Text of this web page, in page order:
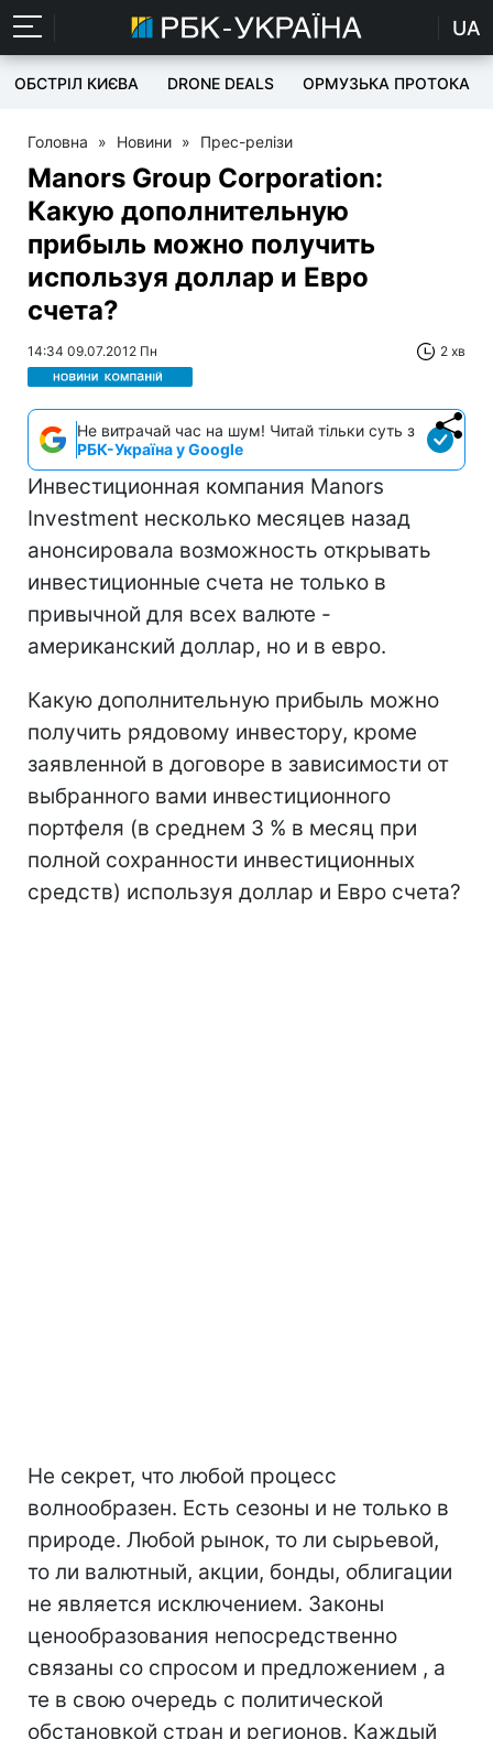
UA
ОБСТРІЛ КИЄВА DRONE DEALS ОРМУЗЬКА ПРОТОКА
Головна » Новини » Прес-релізи
Manors Group Corporation:
Какую дополнительную
прибыль можно получить
используя доллар и Евро
счета?
14:34 09.07.2012 Пн 2 хв
Не витрачай час на шум! Читай тільки суть з
РБК-Україна у Google
Инвестиционная компания Manors
Investment несколько месяцев назад
анонсировала возможность открывать
инвестиционные счета не только в
привычной для всех валюте -
американский доллар, но и в евро.
Какую дополнительную прибыль можно
получить рядовому инвестору, кроме
заявленной в договоре в зависимости от
выбранного вами инвестиционного
портфеля (в среднем 3 % в месяц при
полной сохранности инвестиционных
средств) используя доллар и Евро счета?
Не секрет, что любой процесс
волнообразен. Есть сезоны и не только в
природе. Любой рынок, то ли сырьевой,
то ли валютный, акции, бонды, облигации
не является исключением. Законы
ценообразования непосредственно
связаны со спросом и предложением , а
те в свою очередь с политической
обстановкой стран и регионов. Каждый